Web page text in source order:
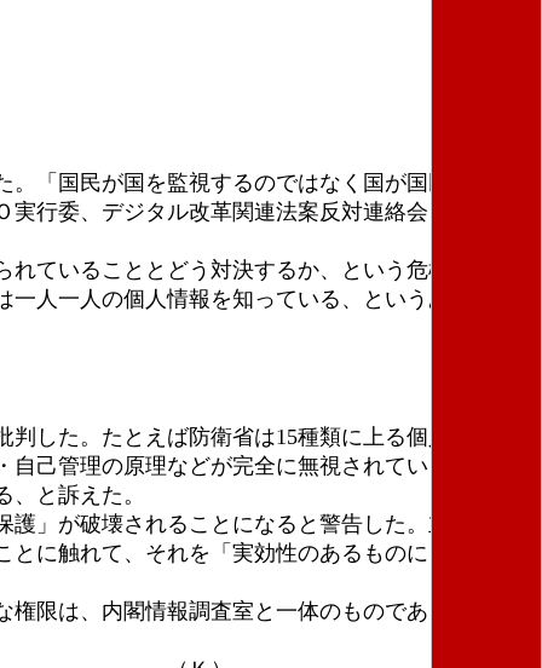
「国民が国を監視するのではなく国が国民を監視
行委、デジタル改革関連法案反対連絡会、ＮＯ！
ていることとどう対決するか、という危機感に満
人一人の個人情報を知っている、というあり方が
した。たとえば防衛省は15種類に上る個人ファイ
己管理の原理などが完全に無視されている、とい
と訴えた。
」が破壊されることになると警告した。立憲民主
に触れて、それを「実効性のあるものにしなけれ
限は、内閣情報調査室と一体のものであり、「個